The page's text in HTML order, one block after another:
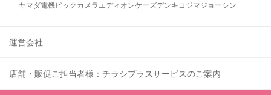
ヤマダ電機ビックカメラ エディオンケーズデンキ コジマジョーシン
運営会社
店舗・販促ご担当者様：チラシプラスサービスのご案内